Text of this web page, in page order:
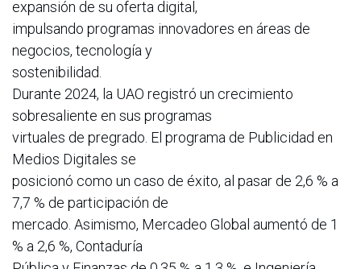
expansión de su oferta digital,
impulsando programas innovadores en áreas de
negocios, tecnología y
sostenibilidad.
Durante 2024, la UAO registró un crecimiento
sobresaliente en sus programas
virtuales de pregrado. El programa de Publicidad en
Medios Digitales se
posicionó como un caso de éxito, al pasar de 2,6 % a
7,7 % de participación de
mercado. Asimismo, Mercadeo Global aumentó de 1
% a 2,6 %, Contaduría